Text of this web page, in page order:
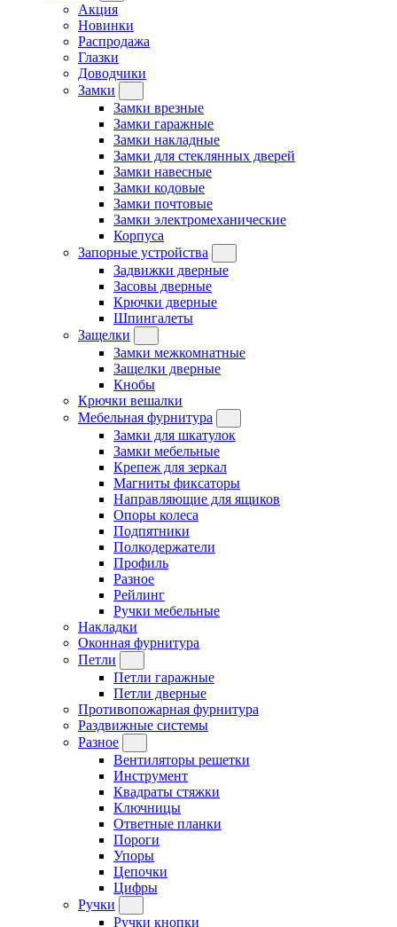
Акция
Новинки
Распродажа
Глазки
Доводчики
Замки
Замки врезные
Замки гаражные
Замки накладные
Замки для стеклянных дверей
Замки навесные
Замки кодовые
Замки почтовые
Замки электромеханические
Корпуса
Запорные устройства
Задвижки дверные
Засовы дверные
Крючки дверные
Шпингалеты
Защелки
Замки межкомнатные
Защелки дверные
Кнобы
Крючки вешалки
Мебельная фурнитура
Замки для шкатулок
Замки мебельные
Крепеж для зеркал
Магниты фиксаторы
Направляющие для ящиков
Опоры колеса
Подпятники
Полкодержатели
Профиль
Разное
Рейлинг
Ручки мебельные
Накладки
Оконная фурнитура
Петли
Петли гаражные
Петли дверные
Противопожарная фурнитура
Раздвижные системы
Разное
Вентиляторы решетки
Инструмент
Квадраты стяжки
Ключницы
Ответные планки
Пороги
Упоры
Цепочки
Цифры
Ручки
Ручки кнопки